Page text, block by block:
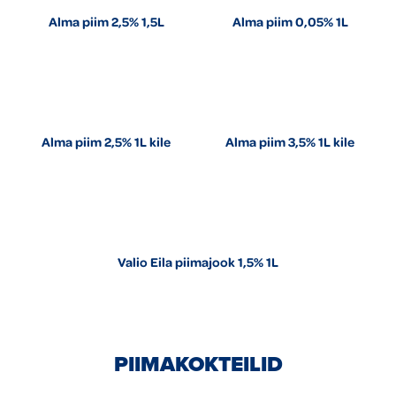
Alma piim 2,5% 1,5L Alma piim 0,05% 1L
Alma piim 2,5% 1L kile Alma piim 3,5% 1L kile
Valio Eila piimajook 1,5% 1L
PIIMAKOKTEILID